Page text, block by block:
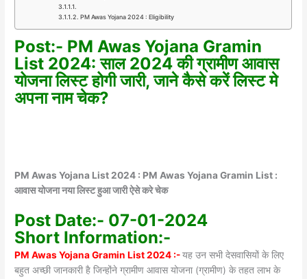
PM Awas Yojana 2024 : Eligibility
Post:- PM Awas Yojana Gramin
List 2024: साल 2024 की ग्रामीण आवास
योजना लिस्ट होगी जारी, जाने कैसे करें लिस्ट मे
अपना नाम चेक?
PM Awas Yojana List 2024 : PM Awas Yojana Gramin List :
आवास योजना नया लिस्ट हुआ जारी ऐसे करे चेक
Post Date:- 07-01-2024
Short Information:-
PM Awas Yojana Gramin List 2024 :-यह उन सभी देसवासियों के लिए
बहुत अच्छी जानकारी है जिन्होंने ग्रामीण आवास योजना (ग्रामीण) के तहत लाभ के